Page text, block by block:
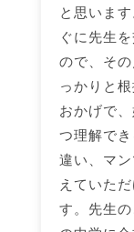
と思いま
ぐに先生
ので、そ
っかりと
おかげで
つ理解で
違い、マ
えていた
す。先生